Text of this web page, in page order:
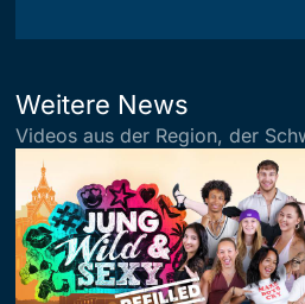
Weitere News
Videos aus der Region, der